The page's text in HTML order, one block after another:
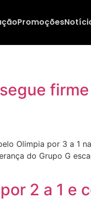
Promoções
Olimpia por 3 a
do Grupo G
2 a 1 e